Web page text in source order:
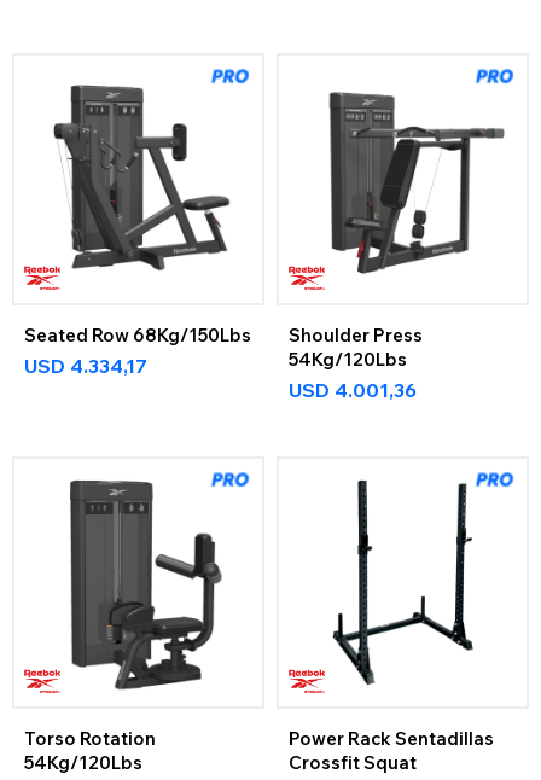
Seated Row 68Kg/150Lbs
USD 4.334,17
Shoulder Press
54Kg/120Lbs
USD 4.001,36
Torso Rotation
54Kg/120Lbs
Power Rack Sentadillas
Crossfit Squat